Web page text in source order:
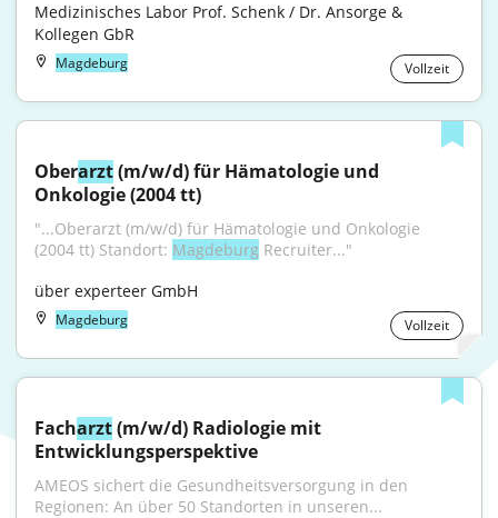
Medizinisches Labor Prof. Schenk / Dr. Ansorge &
Kollegen GbR
Magdeburg Vollzeit
Oberarzt (m/w/d) für Hämatologie und
Onkologie (2004 tt)
"...Oberarzt (m/w/d) für Hämatologie und Onkologie
(2004 tt) Standort: Magdeburg Recruiter..."
über experteer GmbH
Magdeburg Vollzeit
Facharzt (m/w/d) Radiologie mit
Entwicklungsperspektive
AMEOS sichert die Gesundheitsversorgung in den
Regionen: An über 50 Standorten in unseren...